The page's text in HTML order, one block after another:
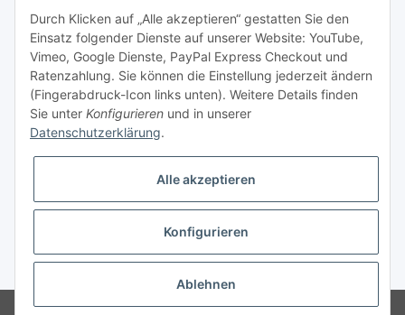
Montag bis Freitag
Ladengeschäft: 8.00 Uhr - 17.00 Uhr
Werkstatt: 7.30 Uhr - 16.30 Uhr
Samstag
Bezahlvarianten
* Alle Preise inkl. gesetzlicher USt., zzgl.Versand
© Fehler Motorgeräte
Durch Klicken auf „Alle akzeptieren“ gestatten Sie den
Einsatz folgender Dienste auf unserer Website: YouTube,
Vimeo, Google Dienste, PayPal Express Checkout und
Ratenzahlung. Sie können die Einstellung jederzeit ändern
(Fingerabdruck-Icon links unten). Weitere Details finden
Sie unter Konfigurieren und in unserer
Datenschutzerklärung.
Alle akzeptieren
Konfigurieren
Ablehnen